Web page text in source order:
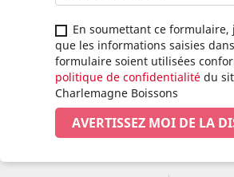
En soumettant ce formulaire,
que les informations saisies
formulaire soient utilisées
politique de confidentialité du
Charlemagne Boissons
AVERTISSEZ MOI DE LA